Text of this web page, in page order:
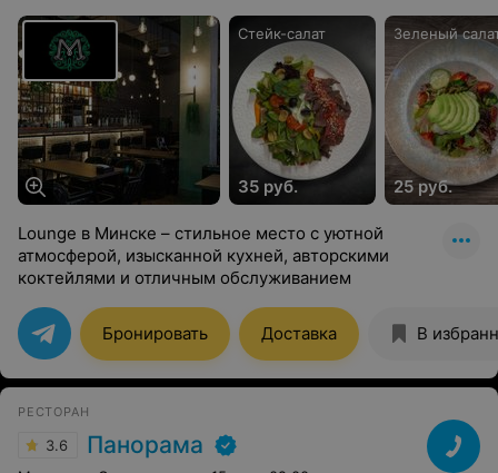
Стейк-салат
35 руб.
Зеленый
25 руб.
Lounge в Минске – стильное место с уютной
атмосферой, изысканной кухней, авторскими
коктейлями и отличным обслуживанием
Бронировать Доставка В
РЕСТОРАН
3.6 Панорама